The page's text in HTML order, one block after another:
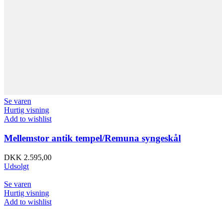
Se varen
Hurtig visning
Add to wishlist
Mellemstor antik tempel/Remuna syngeskål
DKK 2.595,00
Udsolgt
Se varen
Hurtig visning
Add to wishlist